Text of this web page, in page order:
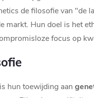
de filosofie van "de
markt. Hun doel is het
focus op
hun toewijding aan